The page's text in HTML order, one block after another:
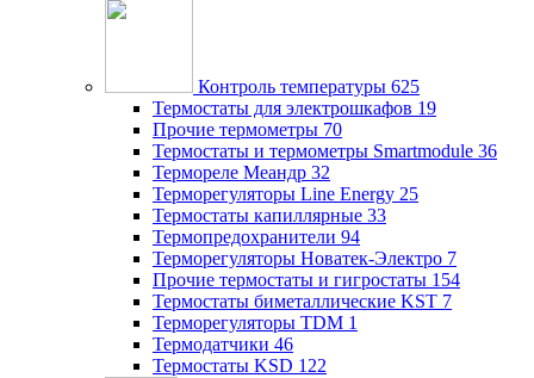
Контроль температуры 625
Термостаты для электрошкафов 19
Прочие термометры 70
Термостаты и термометры Smartmodule 36
Термореле Меандр 32
Терморегуляторы Line Energy 25
Термостаты капиллярные 33
Термопредохранители 94
Терморегуляторы Новатек-Электро 7
Прочие термостаты и гигростаты 154
Термостаты биметаллические KST 7
Терморегуляторы TDM 1
Термодатчики 46
Термостаты KSD 122